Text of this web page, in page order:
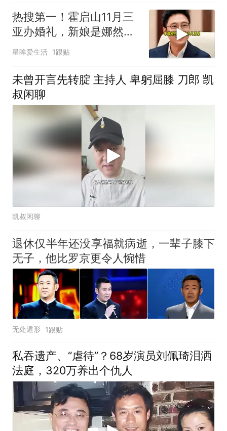
热搜第一！霍启山11月三
亚办婚礼，新娘是娜然，
早就融入霍家了
星眸爱生活 1跟贴
未曾开言先转腚 主持人 卑躬屈膝 刀郎 凯
叔闲聊
凯叔闲聊
退休仅半年还没享福就病逝，一辈子膝下
无子，他比罗京更令人惋惜
无处遁形 1跟贴
私吞遗产、“虐待”？68岁演员刘佩琦泪洒
法庭，320万养出个仇人